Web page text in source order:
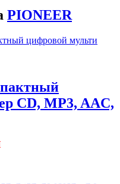
PIONEER
CD, MP3, AAC,